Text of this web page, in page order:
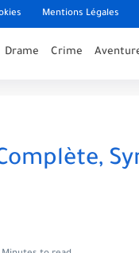
Mentions Légales
Drame Crime